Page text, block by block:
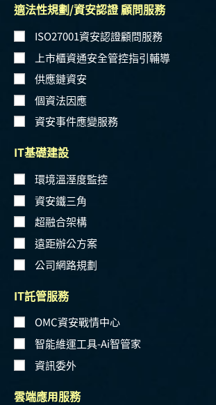
適法性規劃/資安認證 顧問服務
ISO27001資安認證顧問服務
上市櫃資通安全管控指引輔導
供應鏈資安
個資法因應
資安事件應變服務
IT基礎建設
環境溫溼度監控
資安鐵三角
超融合架構
遠距辦公方案
公司網路規劃
IT託管服務
OMC資安戰情中心
智能維運工具-Ai智管家
資訊委外
雲端應用服務